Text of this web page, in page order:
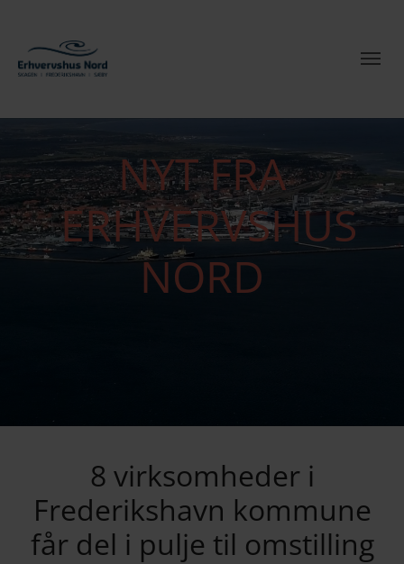
NYT FRA
ERHVERVSHUS
NORD
8 virksomheder i
Frederikshavn kommune
får del i pulje til omstilling